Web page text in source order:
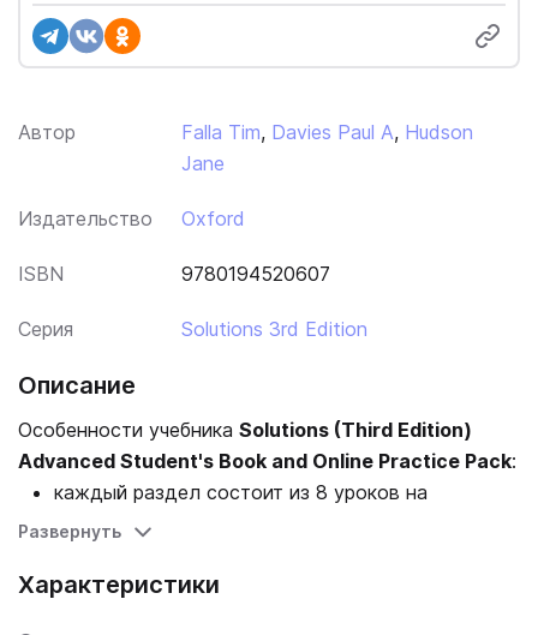
Автор Falla Tim, Davies Paul A, Hudson
Jane
Издательство Oxford
ISBN 9780194520607
Серия Solutions 3rd Edition
Описание
Особенности учебника Solutions (Third Edition)
Advanced Student's Book and Online Practice Pack:
каждый раздел состоит из 8 уроков на
тренировку определенного навыка, включая
письмо;
Развернуть
Характеристики